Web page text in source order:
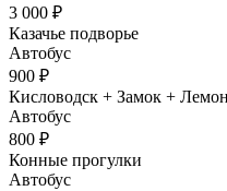
3 000 ₽
Казачье подворье
Автобус
900 ₽
Кисловодск + Замок +
Автобус
800 ₽
Конные прогулки
Автобус